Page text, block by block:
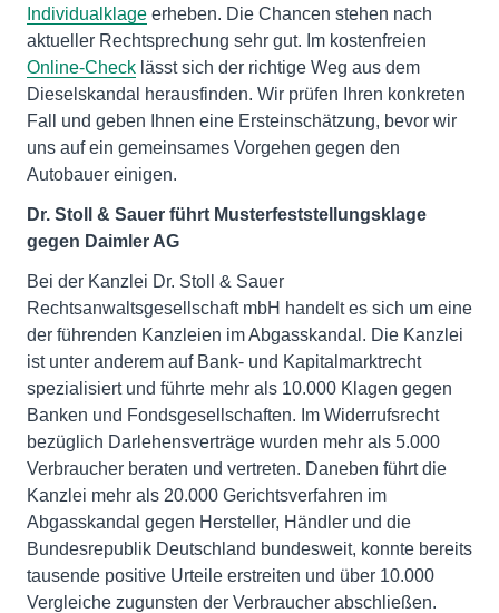
Individualklage erheben. Die Chancen stehen nach
aktueller Rechtsprechung sehr gut. Im kostenfreien
Online-Check lässt sich der richtige Weg aus dem
Dieselskandal herausfinden. Wir prüfen Ihren konkreten
Fall und geben Ihnen eine Ersteinschätzung, bevor wir
uns auf ein gemeinsames Vorgehen gegen den
Autobauer einigen.
Dr. Stoll & Sauer führt Musterfeststellungsklage
gegen Daimler AG
Bei der Kanzlei Dr. Stoll & Sauer
Rechtsanwaltsgesellschaft mbH handelt es sich um eine
der führenden Kanzleien im Abgasskandal. Die Kanzlei
ist unter anderem auf Bank- und Kapitalmarktrecht
spezialisiert und führte mehr als 10.000 Klagen gegen
Banken und Fondsgesellschaften. Im Widerrufsrecht
bezüglich Darlehensverträge wurden mehr als 5.000
Verbraucher beraten und vertreten. Daneben führt die
Kanzlei mehr als 20.000 Gerichtsverfahren im
Abgasskandal gegen Hersteller, Händler und die
Bundesrepublik Deutschland bundesweit, konnte bereits
tausende positive Urteile erstreiten und über 10.000
Vergleiche zugunsten der Verbraucher abschließen.